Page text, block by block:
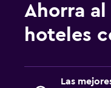
Ahorra
hoteles
Las